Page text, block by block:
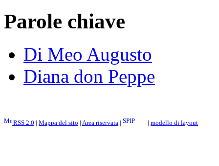
Parole chiave
Di Meo Augusto
Diana don Peppe
RSS 2.0 | Mappa del sito | Area riservata | | modello di layout